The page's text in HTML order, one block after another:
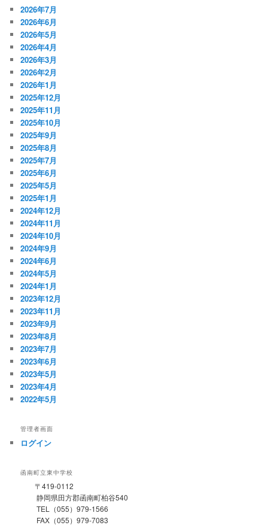
2026年7月
2026年6月
2026年5月
2026年4月
2026年3月
2026年2月
2026年1月
2025年12月
2025年11月
2025年10月
2025年9月
2025年8月
2025年7月
2025年6月
2025年5月
2025年1月
2024年12月
2024年11月
2024年10月
2024年9月
2024年6月
2024年5月
2024年1月
2023年12月
2023年11月
2023年9月
2023年8月
2023年7月
2023年6月
2023年5月
2023年4月
2022年5月
管理者画面
ログイン
函南町立東中学校
〒419-0112
静岡県田方郡函南町柏谷540
TEL（055）979-1566
FAX（055）979-7083